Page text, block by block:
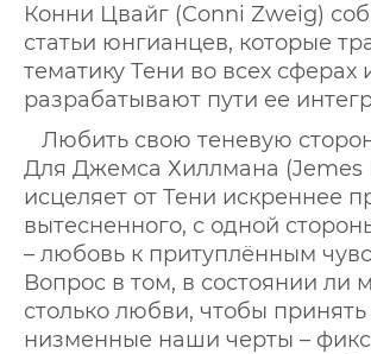
Конни Цвайг (Conni Zweig)
статьи юнгианцев, которые
тематику Тени во всех сферах
разрабатывают пути ее
Любить свою теневую
Для Джемса Хиллмана (Jemes
исцеляет от Тени искреннее
вытесненного, с одной
– любовь к притуплённым
Вопрос в том, в состоянии ли
столько любви, чтобы
низменные наши черты –